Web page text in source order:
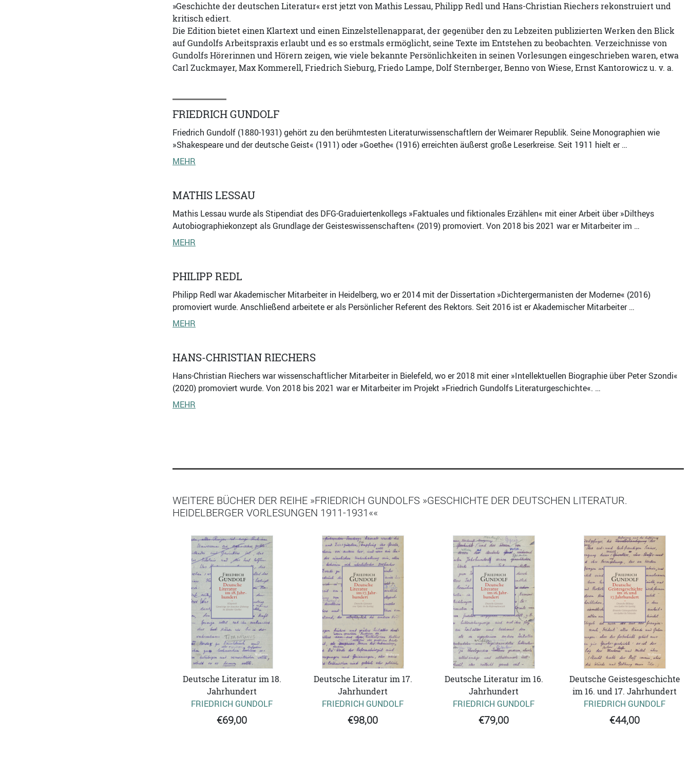
»Geschichte der deutschen Literatur« erst jetzt von Mathis Lessau, Philipp Redl und Hans-Christian Riechers rekonstruiert und
kritisch ediert.
Die Edition bietet einen Klartext und einen Einzelstellenapparat, der gegenüber den zu Lebzeiten publizierten Werken den Blick
auf Gundolfs Arbeitspraxis erlaubt und es so erstmals ermöglicht, seine Texte im Entstehen zu beobachten. Verzeichnisse von
Gundolfs Hörerinnen und Hörern zeigen, wie viele bekannte Persönlichkeiten in seinen Vorlesungen eingeschrieben waren, etwa
Carl Zuckmayer, Max Kommerell, Friedrich Sieburg, Friedo Lampe, Dolf Sternberger, Benno von Wiese, Ernst Kantorowicz u. v. a.
FRIEDRICH GUNDOLF
Friedrich Gundolf (1880-1931) gehört zu den berühmtesten Literaturwissenschaftlern der Weimarer Republik. Seine Monographien wie
»Shakespeare und der deutsche Geist« (1911) oder »Goethe« (1916) erreichten äußerst große Leserkreise. Seit 1911 hielt er …
MEHR
MATHIS LESSAU
Mathis Lessau wurde als Stipendiat des DFG-Graduiertenkollegs »Faktuales und fiktionales Erzählen« mit einer Arbeit über »Diltheys
Autobiographiekonzept als Grundlage der Geisteswissenschaften« (2019) promoviert. Von 2018 bis 2021 war er Mitarbeiter im …
MEHR
PHILIPP REDL
Philipp Redl war Akademischer Mitarbeiter in Heidelberg, wo er 2014 mit der Dissertation »Dichtergermanisten der Moderne« (2016)
promoviert wurde. Anschließend arbeitete er als Persönlicher Referent des Rektors. Seit 2016 ist er Akademischer Mitarbeiter …
MEHR
HANS-CHRISTIAN RIECHERS
Hans-Christian Riechers war wissenschaftlicher Mitarbeiter in Bielefeld, wo er 2018 mit einer »Intellektuellen Biographie über Peter Szondi«
(2020) promoviert wurde. Von 2018 bis 2021 war er Mitarbeiter im Projekt »Friedrich Gundolfs Literaturgeschichte«. …
MEHR
WEITERE BÜCHER DER REIHE »FRIEDRICH GUNDOLFS »GESCHICHTE DER DEUTSCHEN LITERATUR.
HEIDELBERGER VORLESUNGEN 1911-1931««
Deutsche Literatur im 18.
Jahrhundert
FRIEDRICH GUNDOLF
€69,00
Deutsche Literatur im 17.
Jahrhundert
FRIEDRICH GUNDOLF
€98,00
Deutsche Literatur im 16.
Jahrhundert
FRIEDRICH GUNDOLF
€79,00
Deutsche Geistesgeschichte
im 16. und 17. Jahrhundert
FRIEDRICH GUNDOLF
€44,00